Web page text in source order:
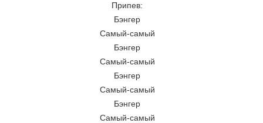
Припев:
Бэнгер
Самый-самый
Бэнгер
Самый-самый
Бэнгер
Самый-самый
Бэнгер
Самый-самый